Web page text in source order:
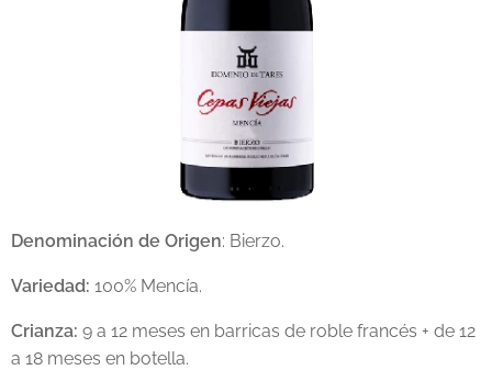
Denominación de Origen: Bierzo.
Variedad: 100% Mencía.
Crianza: 9 a 12 meses en barricas de roble francés + de 12
a 18 meses en botella.